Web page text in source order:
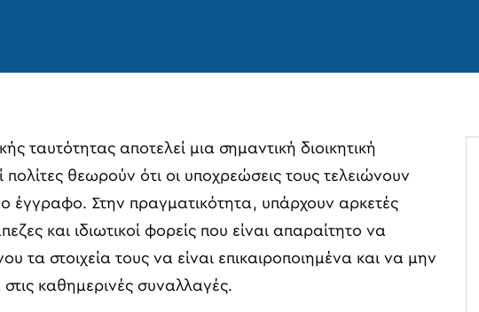
ταυτότητας αποτελεί μια σημαντική διοικητική
θεωρούν ότι οι υποχρεώσεις τους τελειώνουν
έγγραφο. Στην πραγματικότητα, υπάρχουν αρκετές
και ιδιωτικοί φορείς που είναι απαραίτητο να
τα στοιχεία τους να είναι επικαιροποιημένα και να μην
καθημερινές συναλλαγές.